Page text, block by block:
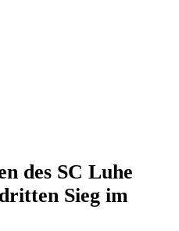
des SC Luhe
Sieg im